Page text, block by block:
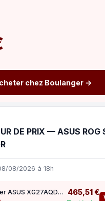
chez Boulanger →
DE PRIX — ASUS ROG
08/2026 à 18h
Ecran PC Gamer ASUS XG27AQDMGR 27 QHD 240Hz OLED HDR True Black 400 HDMI 2.1 465,51 €